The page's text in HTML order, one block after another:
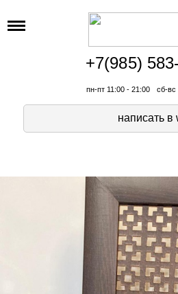
+7(985)
пн-пт 11:00 - 21:00 сб-вс
написать в